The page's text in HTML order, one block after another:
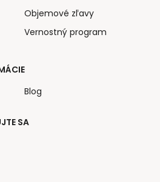
SA
Objemové zľavy
Vernostný program
Blog